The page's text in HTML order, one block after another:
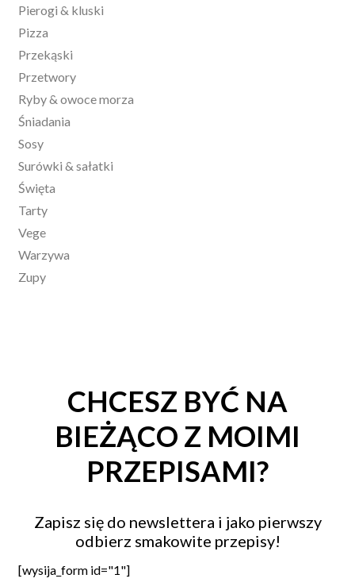
Pierogi & kluski
Pizza
Przekąski
Przetwory
Ryby & owoce morza
Śniadania
Sosy
Surówki & sałatki
Święta
Tarty
Vege
Warzywa
Zupy
CHCESZ BYĆ NA
BIEŻĄCO Z MOIMI
PRZEPISAMI?
Zapisz się do newslettera i jako pierwszy
odbierz smakowite przepisy!
[wysija_form id="1"]